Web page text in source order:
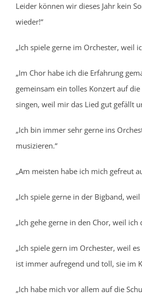
Leider können wir dieses Jahr kein
wieder!“
„Ich spiele gerne im Orchester, weil
„Im Chor habe ich die Erfahrung
gemeinsam ein tolles Konzert auf
singen, weil mir das Lied gut gefällt
„Ich bin immer sehr gerne ins
musizieren.“
„Am meisten habe ich mich gefreut
„Ich spiele gerne in der Bigband,
„Ich gehe gerne in den Chor, weil
„Ich spiele gern im Orchester, weil
ist immer aufregend und toll, sie im
„Ich habe mich vor allem auf die